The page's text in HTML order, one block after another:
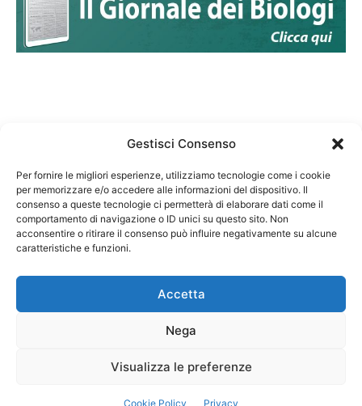
Gestisci Consenso
Per fornire le migliori esperienze, utilizziamo tecnologie come i cookie
per memorizzare e/o accedere alle informazioni del dispositivo. Il
consenso a queste tecnologie ci permetterà di elaborare dati come il
comportamento di navigazione o ID unici su questo sito. Non
acconsentire o ritirare il consenso può influire negativamente su alcune
caratteristiche e funzioni.
Accetta
Nega
Visualizza le preferenze
Cookie Policy Privacy
Federazione Nazionale Degli Ordini dei Biologi:
codice fiscale 80069130583
Responsabile sito internet www.fnob.it:
Privacy Policy Cookie Policy